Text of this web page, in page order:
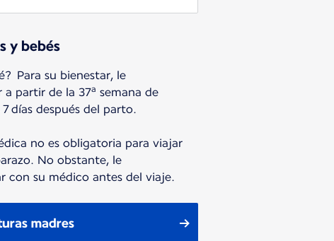
y bebés
Para su bienestar, le
a partir de la 37a semana de
días después del parto.
no es obligatoria para viajar
No obstante, le
con su médico antes del viaje.
madres